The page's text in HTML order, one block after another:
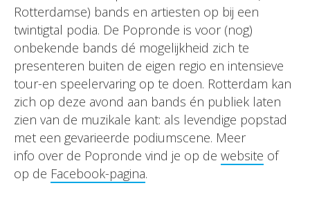
Rotterdamse) bands en artiesten op bij een
twintigtal podia. De Popronde is voor (nog)
onbekende bands dé mogelijkheid zich te
presenteren buiten de eigen regio en intensieve
tour-en speelervaring op te doen. Rotterdam kan
zich op deze avond aan bands én publiek laten
zien van de muzikale kant: als levendige popstad
met een gevarieerde podiumscene. Meer
info over de Popronde vind je op de website of
op de Facebook-pagina.